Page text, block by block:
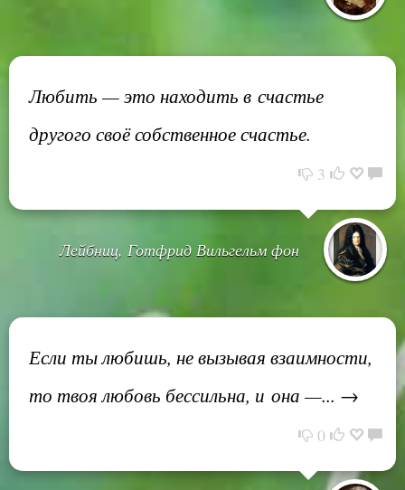
Любить — это находить в счастье
другого своё собственное счастье.
3
Лейбниц, Готфрид Вильгельм фон
Если ты любишь, не вызывая взаимности,
то твоя любовь бессильна, и она —... →
0